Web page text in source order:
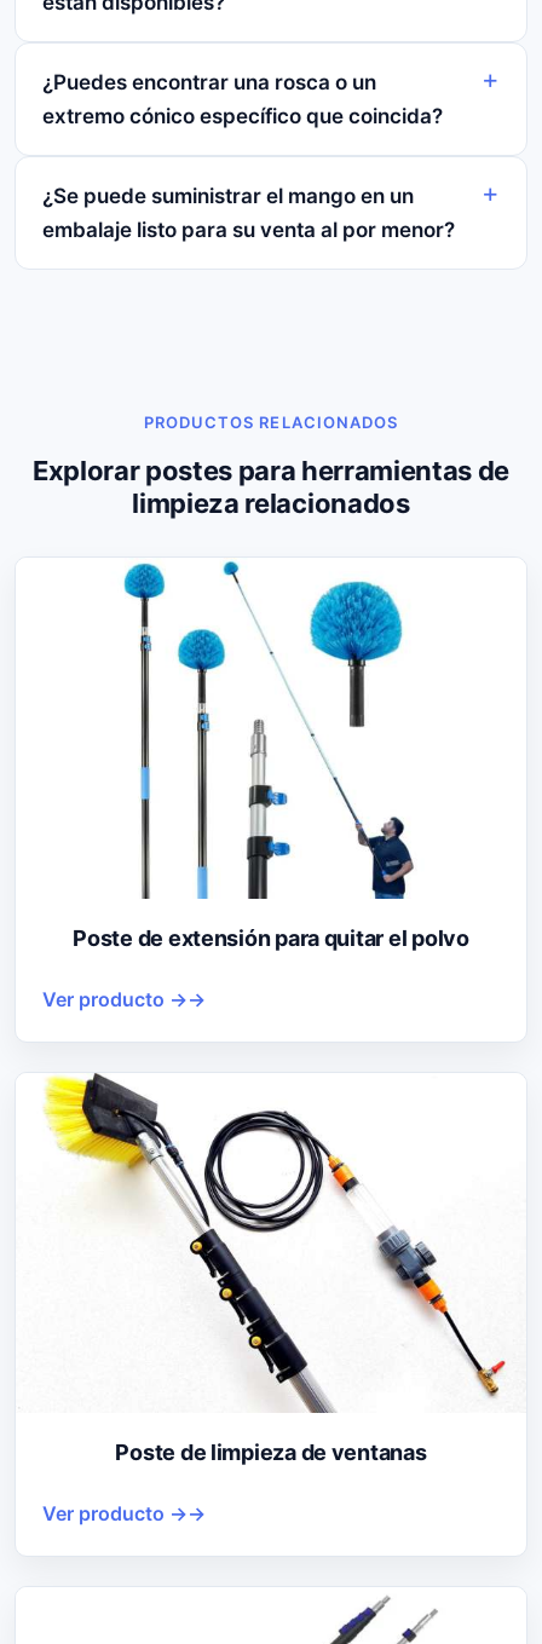
¿Puedes encontrar una rosca o un
extremo cónico específico que coincida?
¿Se puede suministrar el mango en un
embalaje listo para su venta al por menor?
PRODUCTOS RELACIONADOS
Explorar postes para herramientas de
limpieza relacionados
Poste de extensión para quitar el polvo
Ver producto →
Poste de limpieza de ventanas
Ver producto →